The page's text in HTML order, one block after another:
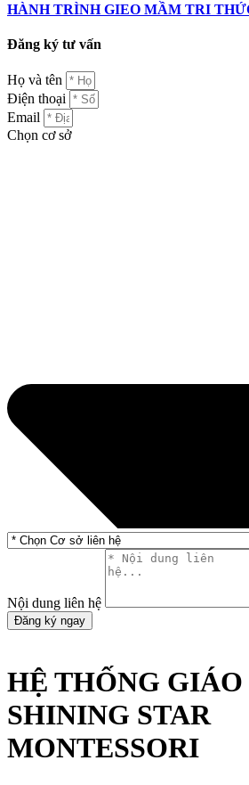
HÀNH TRÌNH GIEO MẦM TRI
Đăng ký tư vấn
Họ và tên
Điện thoại
Email
Chọn cơ sở
Nội dung liên hệ
Đăng ký ngay
HỆ THỐNG GIÁO
SHINING STAR
MONTESSORI